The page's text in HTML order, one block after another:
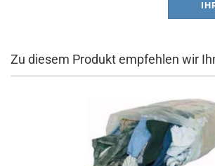
Zu diesem Produkt empfehlen wir